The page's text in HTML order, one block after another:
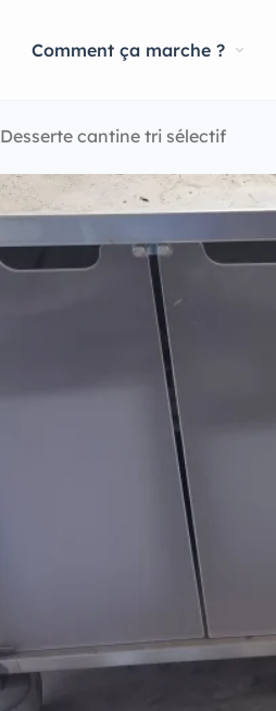
Comment ça marche ?
Desserte cantine tri sélectif